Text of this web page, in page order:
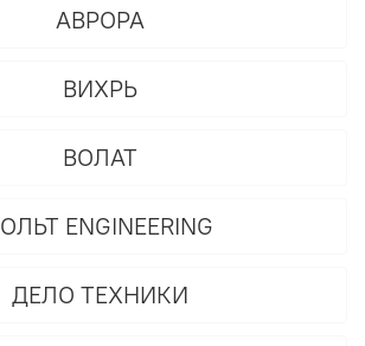
АВРОРА
ВИХРЬ
ВОЛАТ
ENGINEERING
ДЕЛО ТЕХНИКИ